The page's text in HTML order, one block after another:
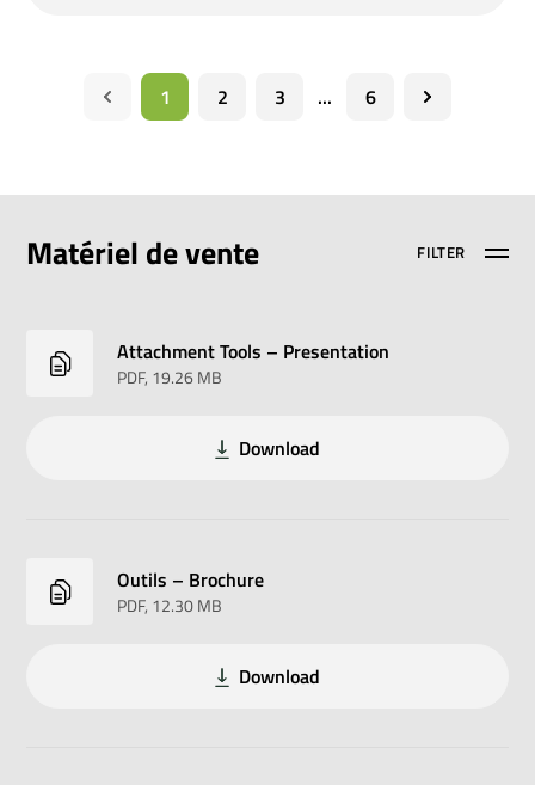
1 2 3 ... 6
Matériel de vente FILTER
Attachment Tools – Presentation
PDF, 19.26 MB
Download
Outils – Brochure
PDF, 12.30 MB
Download